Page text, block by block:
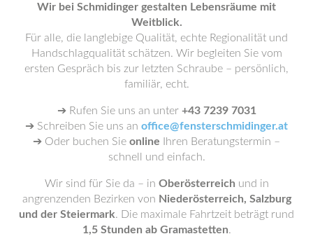
Wir bei Schmidinger gestalten Lebensräume mit
Weitblick.
Für alle, die langlebige Qualität, echte Regionalität und
Handschlagqualität schätzen. Wir begleiten Sie vom
ersten Gespräch bis zur letzten Schraube – persönlich,
familiär, echt.
➔ Rufen Sie uns an unter +43 7239 7031
➔ Schreiben Sie uns an office@fensterschmidinger.at
➔ Oder buchen Sie online Ihren Beratungstermin –
schnell und einfach.
Wir sind für Sie da – in Oberösterreich und in
angrenzenden Bezirken von Niederösterreich, Salzburg
und der Steiermark. Die maximale Fahrtzeit beträgt rund
1,5 Stunden ab Gramastetten.